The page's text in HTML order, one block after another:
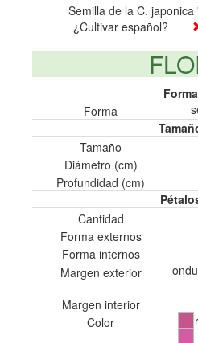
Semilla de la C.
¿Cultivar español?
Forma
Forma
Tamaño
Diámetro (cm)
Profundidad (cm)
Cantidad
Forma externos
Forma internos
Margen exterior
Margen interior
Color